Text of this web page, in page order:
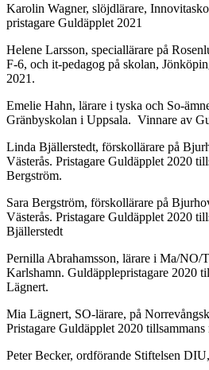
Karolin Wagner, slöjdlärare,
pristagare Guldäpplet 2021
Helene Larsson, speciallärare på
F-6, och it-pedagog på skolan,
2021.
Emelie Hahn, lärare i tyska och So-
Gränbyskolan i Uppsala. Vinnare av
Linda Bjällerstedt, förskollärare på
Västerås. Pristagare Guldäpplet 2020
Bergström.
Sara Bergström, förskollärare på
Västerås. Pristagare Guldäpplet 2020
Bjällerstedt
Pernilla Abrahamsson, lärare i Ma/NO/
Karlshamn. Guldäpplepristagare 2020
Lägnert.
Mia Lägnert, SO-lärare, på
Pristagare Guldäpplet 2020
Peter Becker, ordförande Stiftelsen